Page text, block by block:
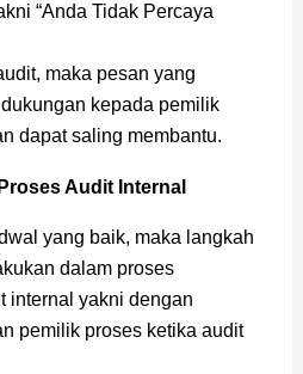
“Anda Tidak Percaya
maka pesan yang
kepada pemilik
dapat saling membantu.
Audit Internal
yang baik, maka langkah
dalam proses
internal yakni dengan
pemilik proses ketika audit